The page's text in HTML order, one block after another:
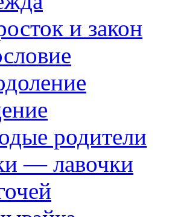
и закон
родители
— лавочки